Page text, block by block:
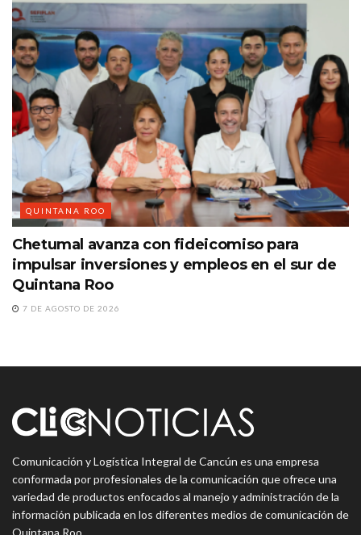
QUINTANA ROO
Chetumal avanza con fideicomiso para
impulsar inversiones y empleos en el sur de
Quintana Roo
7 DE AGOSTO DE 2026
Comunicación y Logística Integral de Cancún es una empresa
conformada por profesionales de la comunicación que ofrece una
variedad de productos enfocados al manejo y administración de la
información publicada en los diferentes medios de comunicación de
Quintana Roo.